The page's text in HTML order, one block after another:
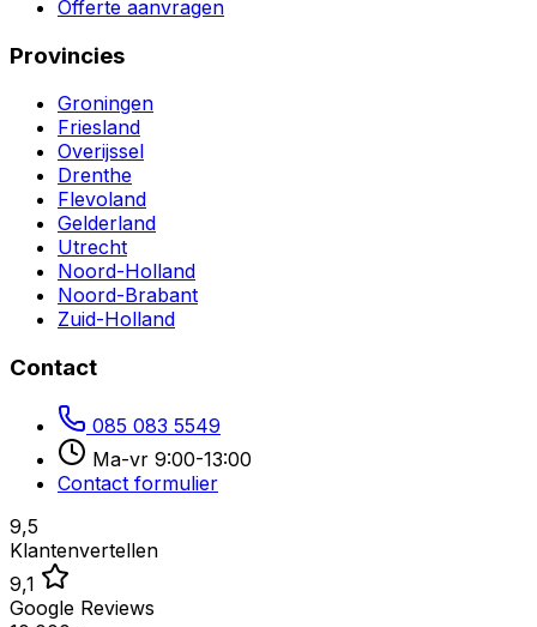
Offerte aanvragen
Provincies
Groningen
Friesland
Overijssel
Drenthe
Flevoland
Gelderland
Utrecht
Noord-Holland
Noord-Brabant
Zuid-Holland
Contact
085 083 5549
Ma-vr 9:00-13:00
Contact formulier
9,5
Klantenvertellen
9,1
Google Reviews